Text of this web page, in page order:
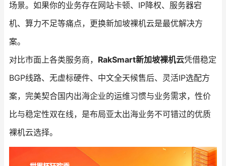
场景。如果你的业务存在网站卡顿、IP降权、服务器宕
机、算力不足等痛点，更换新加坡裸机云是最优解决方
案。
对比市面上各类服务商， RakSmart新加坡裸机云凭借稳定
BGP线路、无虚标硬件、中文全天候售后、灵活IP选配方
案，完美契合国内出海企业的运维习惯与业务需求，性价
比与稳定性双在线，是布局亚太出海业务不可错过的优质
裸机云选择。